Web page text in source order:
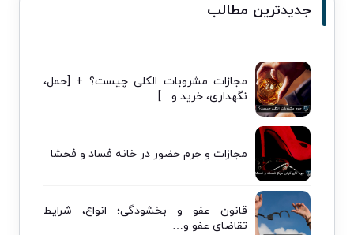
جدیدترین مطالب
مجازات مشروبات الکلی چیست؟ + [حمل،
نگهداری، خرید و…]
مجازات و جرم حضور در خانه فساد و فحشا
قانون عفو و بخشودگی؛ انواع، شرایط
تقاضای عفو و…